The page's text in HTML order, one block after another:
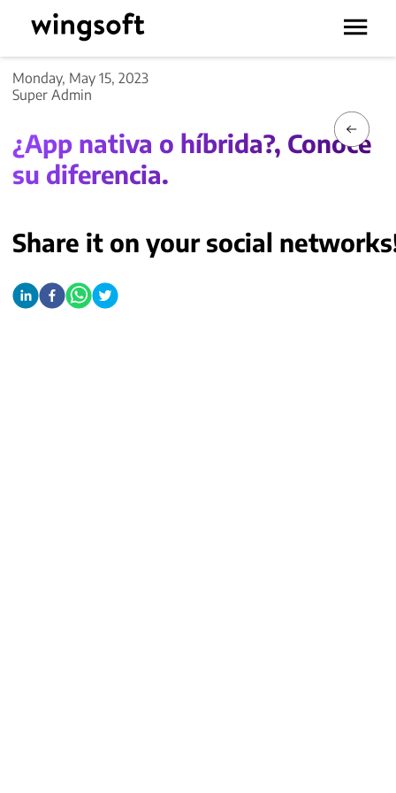
Monday, May 15, 2023
Super Admin
¿App nativa o híbrida?, Conoce
su diferencia.
Share it on your social